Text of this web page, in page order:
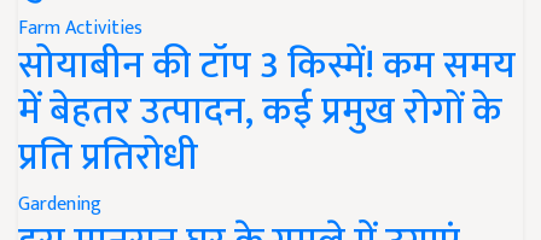
Farm Activities
सोयाबीन की टॉप 3 किस्में! कम समय
में बेहतर उत्पादन, कई प्रमुख रोगों के
प्रति प्रतिरोधी
Gardening